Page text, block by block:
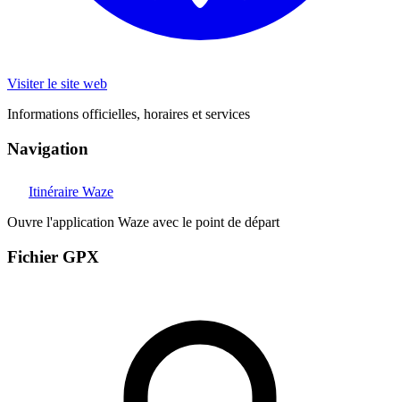
Visiter le site web
Informations officielles, horaires et services
Navigation
Itinéraire Waze
Ouvre l'application Waze avec le point de départ
Fichier GPX